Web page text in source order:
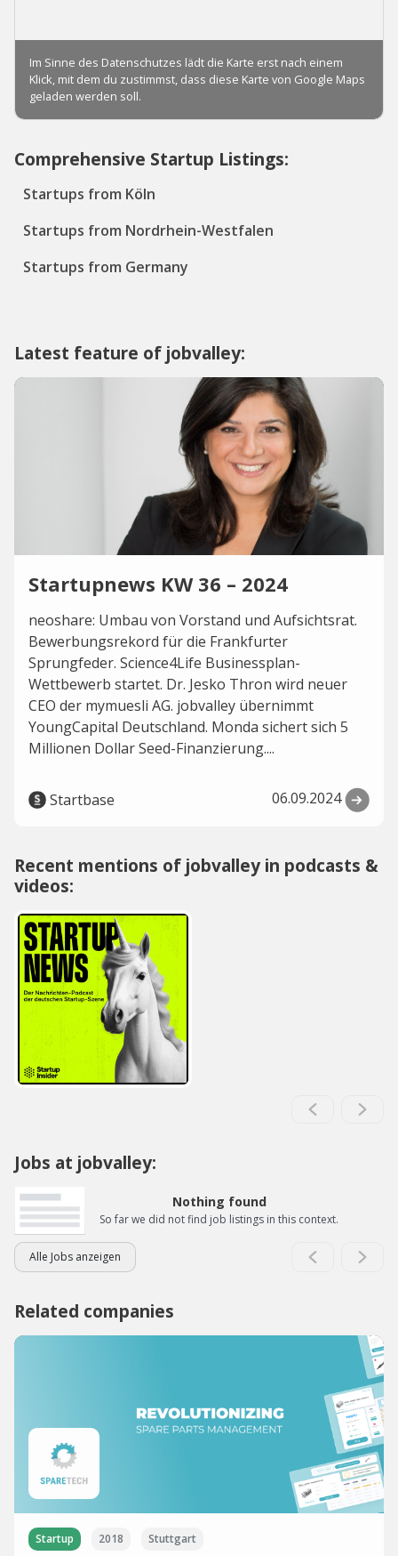
Comprehensive Startup Listings:
Startups from Köln
Startups from Nordrhein-Westfalen
Startups from Germany
Latest feature of jobvalley:
Startupnews KW 36 – 2024
neoshare: Umbau von Vorstand und Aufsichtsrat.
Bewerbungsrekord für die Frankfurter
Sprungfeder. Science4Life Businessplan-
Wettbewerb startet. Dr. Jesko Thron wird neuer
CEO der mymuesli AG. jobvalley übernimmt
YoungCapital Deutschland. Monda sichert sich 5
Millionen Dollar Seed-Finanzierung....
Startbase 06.09.2024
Recent mentions of jobvalley in podcasts &
videos:
Jobs at jobvalley:
Nothing found
So far we did not find job listings in this context.
Alle Jobs anzeigen
Related companies
Startup 2018 Stuttgart